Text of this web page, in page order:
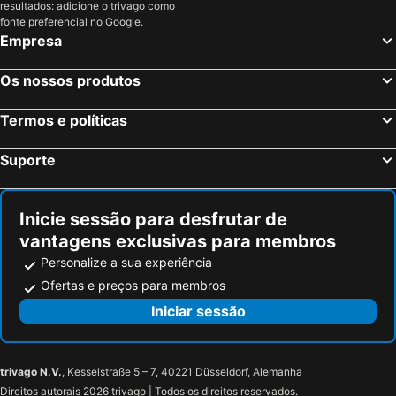
resultados: adicione o trivago como
fonte preferencial no Google.
Empresa
Os nossos produtos
Termos e políticas
Suporte
Inicie sessão para desfrutar de
vantagens exclusivas para membros
Personalize a sua experiência
Ofertas e preços para membros
Iniciar sessão
trivago N.V., Kesselstraße 5 – 7, 40221 Düsseldorf, Alemanha
Direitos autorais 2026 trivago | Todos os direitos reservados.